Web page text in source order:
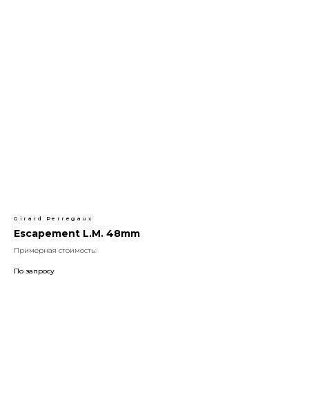
Girard Perregaux
Escapement L.M. 48mm
Примерная стоимость:
По запросу